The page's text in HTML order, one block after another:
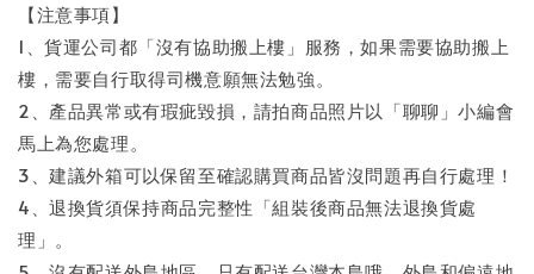
【注意事項】
1、貨運公司都「沒有協助搬上樓」服務，如果需要協助搬上
樓，需要自行取得司機意願無法勉強。
2、產品異常或有瑕疵毀損，請拍商品照片以「聊聊」小編會
馬上為您處理。
3、建議外箱可以保留至確認購買商品皆沒問題再自行處理！
4、退換貨須保持商品完整性「組裝後商品無法退換貨處
理」。